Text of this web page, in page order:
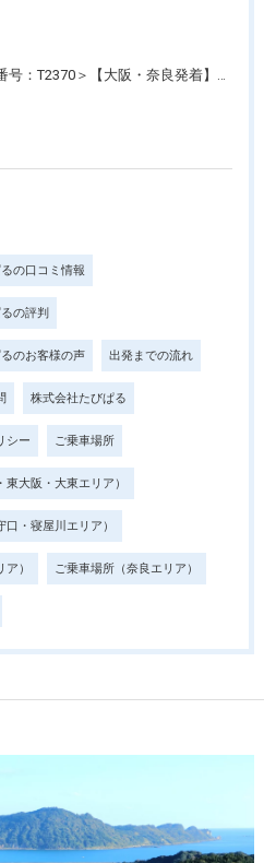
の口コミ情報
の評判
のお客様の声 出発までの流れ
株式会社たびぱる
シー ご乗車場所
大阪・大東エリア）
・寝屋川エリア）
） ご乗車場所（奈良エリア）